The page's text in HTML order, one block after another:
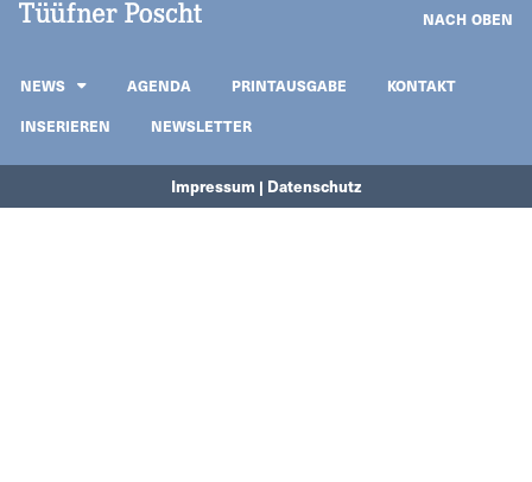
NACH OBEN
NEWS AGENDA PRINTAUSGABE
KONTAKT
INSERIEREN
NEWSLETTER
Impressum | Datenschutz